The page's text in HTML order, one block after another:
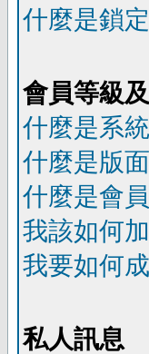
什麼是鎖
會員等級
什麼是系
什麼是版
什麼是會
我該如何
我要如何
私人訊息